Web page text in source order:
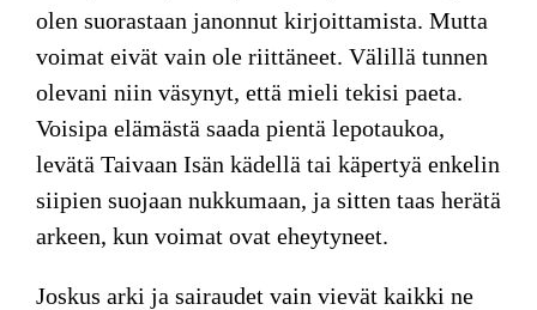
olen suorastaan janonnut kirjoittamista. Mutta
voimat eivät vain ole riittäneet. Välillä tunnen
olevani niin väsynyt, että mieli tekisi paeta.
Voisipa elämästä saada pientä lepotaukoa,
levätä Taivaan Isän kädellä tai käpertyä enkelin
siipien suojaan nukkumaan, ja sitten taas herätä
arkeen, kun voimat ovat eheytyneet.
Joskus arki ja sairaudet vain vievät kaikki ne